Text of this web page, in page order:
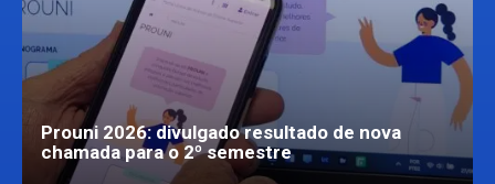
Prouni 2026: divulgado resultado de nova
chamada para o 2º semestre